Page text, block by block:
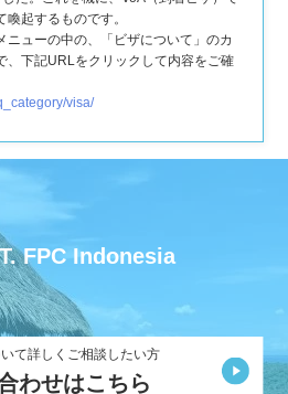
起するものです。
ニューの中の、「ビザについて」のカ
、下記URLをクリックして内容をご確
visa/
FPC Indonesia
て詳しくご相談したい方
わせはこちら